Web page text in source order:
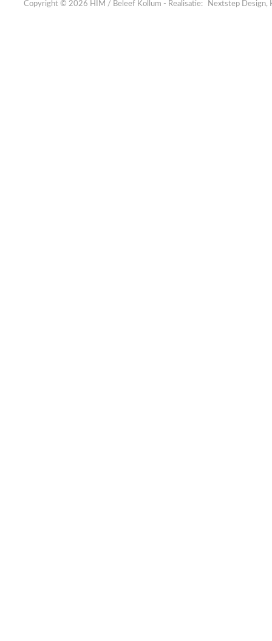
Copyright © 2026 HIM / Beleef Kollum - Realisatie: Nextstep Design,